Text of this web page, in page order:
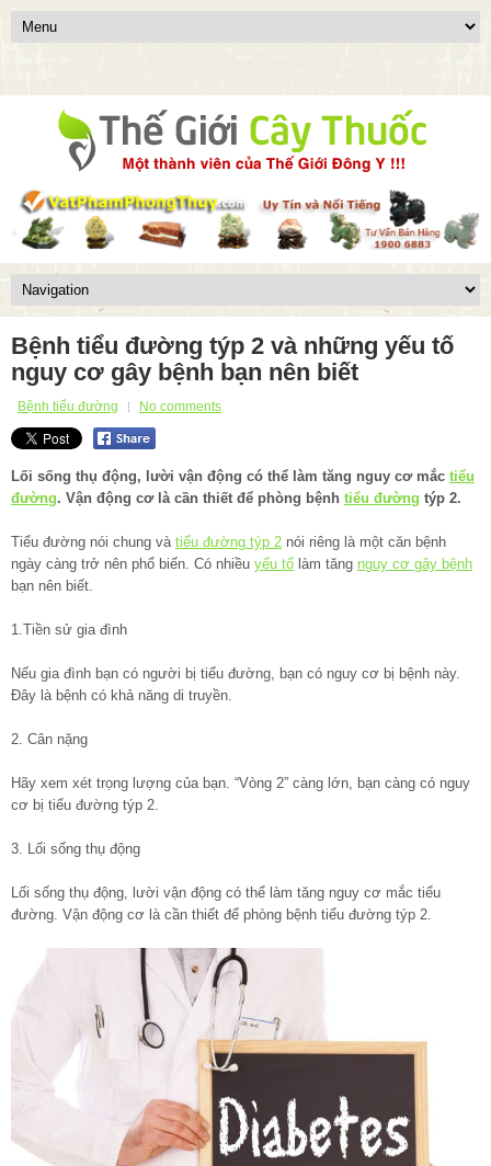
Bệnh tiểu đường týp 2 và những yếu tố
nguy cơ gây bệnh bạn nên biết
Bệnh tiểu đường No comments
Lối sống thụ động, lười vận động có thể làm tăng nguy cơ mắc tiểu
đường. Vận động cơ là cần thiết để phòng bệnh tiểu đường týp 2.
Tiểu đường nói chung và tiểu đường týp 2 nói riêng là một căn bệnh
ngày càng trở nên phổ biến. Có nhiều yếu tố làm tăng nguy cơ gây bệnh
bạn nên biết.
1.Tiền sử gia đình
Nếu gia đình bạn có người bị tiểu đường, bạn có nguy cơ bị bệnh này.
Đây là bệnh có khả năng di truyền.
2. Cân nặng
Hãy xem xét trọng lượng của bạn. “Vòng 2” càng lớn, bạn càng có nguy
cơ bị tiểu đường týp 2.
3. Lối sống thụ động
Lối sống thụ động, lười vận động có thể làm tăng nguy cơ mắc tiểu
đường. Vận động cơ là cần thiết để phòng bệnh tiểu đường týp 2.